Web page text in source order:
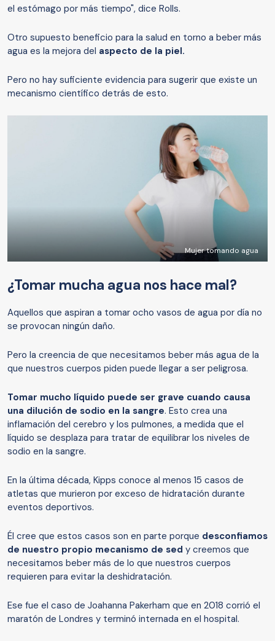
el estómago por más tiempo", dice Rolls.
Otro supuesto beneficio para la salud en torno a beber más
agua es la mejora del aspecto de la piel.
Pero no hay suficiente evidencia para sugerir que existe un
mecanismo científico detrás de esto.
Mujer tomando agua
¿Tomar mucha agua nos hace mal?
Aquellos que aspiran a tomar ocho vasos de agua por día no
se provocan ningún daño.
Pero la creencia de que necesitamos beber más agua de la
que nuestros cuerpos piden puede llegar a ser peligrosa.
Tomar mucho líquido puede ser grave cuando causa
una dilución de sodio en la sangre. Esto crea una
inflamación del cerebro y los pulmones, a medida que el
líquido se desplaza para tratar de equilibrar los niveles de
sodio en la sangre.
En la última década, Kipps conoce al menos 15 casos de
atletas que murieron por exceso de hidratación durante
eventos deportivos.
Él cree que estos casos son en parte porque desconfiamos
de nuestro propio mecanismo de sed y creemos que
necesitamos beber más de lo que nuestros cuerpos
requieren para evitar la deshidratación.
Ese fue el caso de Joahanna Pakerham que en 2018 corrió el
maratón de Londres y terminó internada en el hospital.